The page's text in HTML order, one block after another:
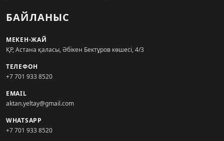
БАЙЛАНЫС
МЕКЕН-ЖАЙ
ҚР, Астана қаласы, Әбікен Бектұров көшесі, 4/3
ТЕЛЕФОН
+7 701 933 8520
EMAIL
aktan.yeltay@gmail.com
WHATSAPP
+7 701 933 8520